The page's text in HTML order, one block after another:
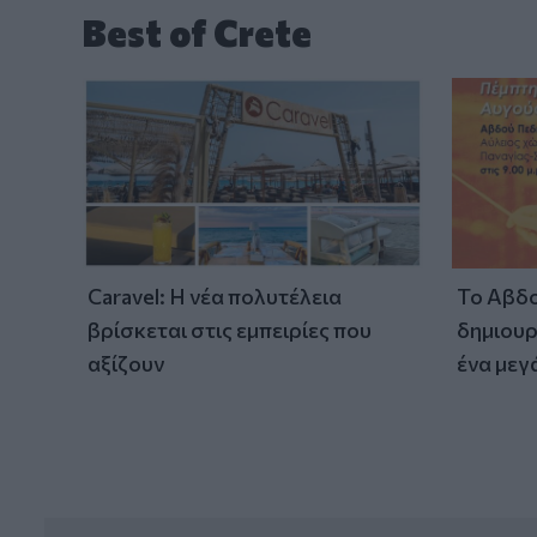
Best of Crete
Caravel: Η νέα πολυτέλεια
βρίσκεται στις εμπειρίες που
αξίζουν
Το
ένα